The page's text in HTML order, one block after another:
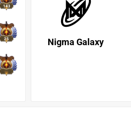
143
25 Nigma Galaxy